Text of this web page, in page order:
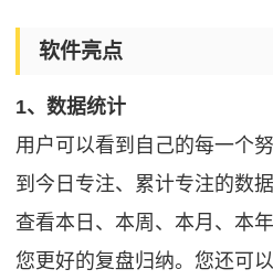
软件亮点
1、数据统计
用户可以看到自己的每一个
到今日专注、累计专注的数
查看本日、本周、本月、本
您更好的复盘归纳。您还可